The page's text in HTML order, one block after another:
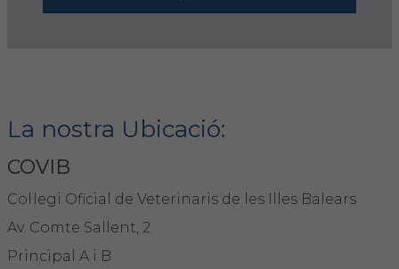
INFORMACIÓ A LA CIUTADANIA
Centres veterinaris
Consells per a les teves mascotes
La nostra Ubicació:
COVIB
Col·legi Oficial de Veterinaris de les Illes Balears
Av. Comte Sallent, 2
Principal A i B